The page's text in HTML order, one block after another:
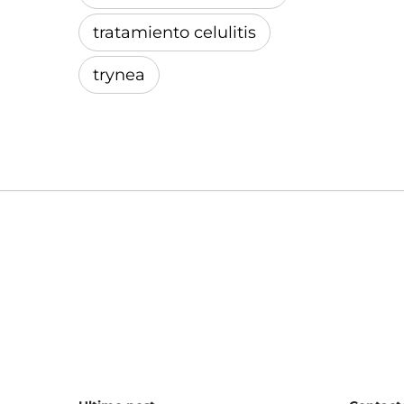
tratamiento celulitis
trynea